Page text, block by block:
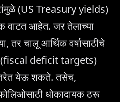
(US Treasury yields)
वाटत आहेत. जर तेलाच्या
तर चालू आर्थिक वर्षासाठीचे
(fiscal deficit targets)
येऊ शकते. तसेच,
धोकादायक ठरू